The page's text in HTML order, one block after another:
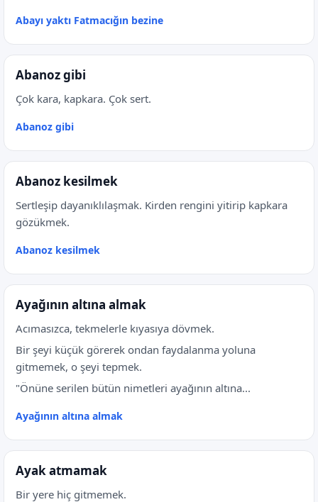
Abayı yaktı Fatmacığın bezine
Abanoz gibi
Çok kara, kapkara. Çok sert.
Abanoz gibi
Abanoz kesilmek
Sertleşip dayanıklılaşmak. Kirden rengini yitirip kapkara
gözükmek.
Abanoz kesilmek
Ayağının altına almak
Acımasızca, tekmelerle kıyasıya dövmek.
Bir şeyi küçük görerek ondan faydalanma yoluna
gitmemek, o şeyi tepmek.
"Önüne serilen bütün nimetleri ayağının altına...
Ayağının altına almak
Ayak atmamak
Bir yere hiç gitmemek.